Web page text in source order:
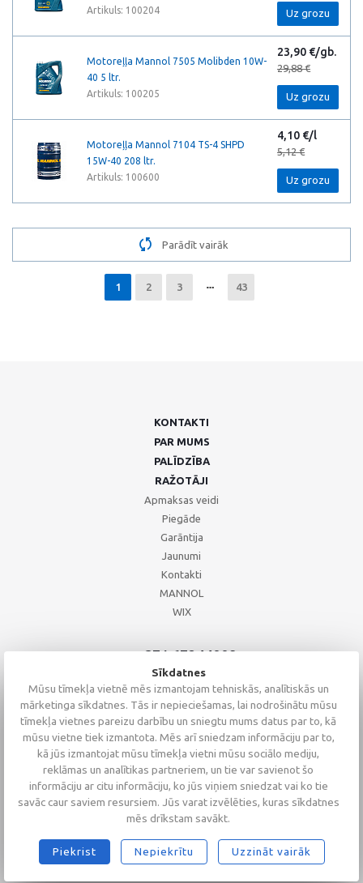
Artikuls: 100204
Uz grozu
Motoreļļa Mannol 7505 Molibden 10W-
40 5 ltr.
Artikuls: 100205
23,90 €/gb.
29,88 €
Uz grozu
Motoreļļa Mannol 7104 TS-4 SHPD
15W-40 208 ltr.
Artikuls: 100600
4,10 €/l
5,12 €
Uz grozu
Parādīt vairāk
1 2 3 43
KONTAKTI
PAR MUMS
PALĪDZĪBA
RAŽOTĀJI
Apmaksas veidi
Piegāde
Garāntija
Jaunumi
Kontakti
MANNOL
WIX
+371 67244008
+371 67271055
+371 26002793
2026 © Altaserviss SIA
Sīkdatnes
Mūsu tīmekļa vietnē mēs izmantojam tehniskās, analītiskās un
mārketinga sīkdatnes. Tās ir nepieciešamas, lai nodrošinātu mūsu
tīmekļa vietnes pareizu darbību un sniegtu mums datus par to, kā
mūsu vietne tiek izmantota. Mēs arī sniedzam informāciju par to,
kā jūs izmantojat mūsu tīmekļa vietni mūsu sociālo mediju,
reklāmas un analītikas partneriem, un tie var savienot šo
informāciju ar citu informāciju, ko jūs viņiem sniedzat vai ko tie
savāc caur saviem resursiem. Jūs varat izvēlēties, kuras sīkdatnes
mēs drīkstam savākt.
Piekrist Nepiekrītu Uzzināt vairāk